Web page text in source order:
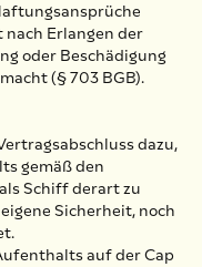
nach Erlangen der
oder Beschädigung
(§ 703 BGB).
dazu,
gemäß den
Schiff derart zu
Sicherheit, noch
auf der Cap